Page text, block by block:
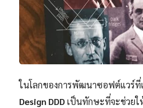
ในโลกของการพัฒนาซอฟต์แวร์ที่
Design DDD เป็นทักษะที่จะช่วย